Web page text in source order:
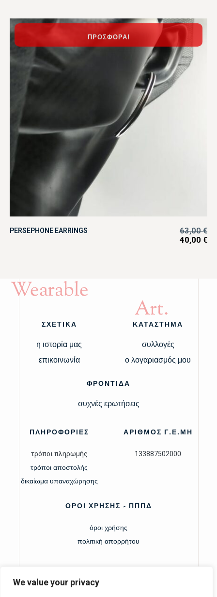
We value your privacy
ΠΡΟΣΦΟΡΆ!
PERSEPHONE EARRINGS 63,00€
40,00 €
Wearable
Art.
ΣΧΕΤΙΚΑ
η ιστορία μας
επικοινωνία
ΚΑΤΑΣΤΗΜΑ
συλλογές
ο λογαριασμός μου
ΦΡΟΝΤΙΔΑ
συχνές ερωτήσεις
ΠΛΗΡΟΦΟΡΙΕΣ
τρόποι πληρωμής
τρόποι αποστολής
δικαίωμα υπαναχώρησης
ΑΡΙΘΜΟΣ Γ.Ε.ΜΗ
133887502000
ΟΡΟΙ ΧΡΗΣΗΣ - ΠΠΠΔ
όροι χρήσης
πολιτική απορρήτου